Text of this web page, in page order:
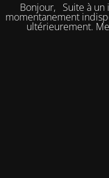
Bonjour, Suite à un
momentanement
ultérieurement.